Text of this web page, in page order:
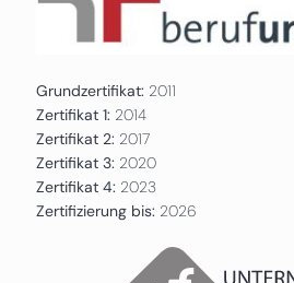
Grundzertifikat: 2011
Zertifikat 1: 2014
Zertifikat 2: 2017
Zertifikat 3: 2020
Zertifikat 4: 2023
Zertifizierung bis: 2026